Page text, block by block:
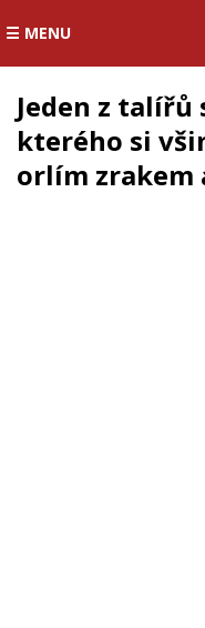
☰ MENU
Jeden z
kterého si
orlím zrakem